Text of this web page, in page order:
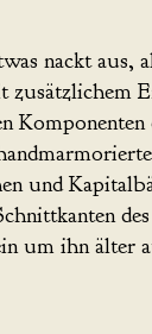
nackt aus,
zusätzlichem
Komponenten
und
um ihn älter